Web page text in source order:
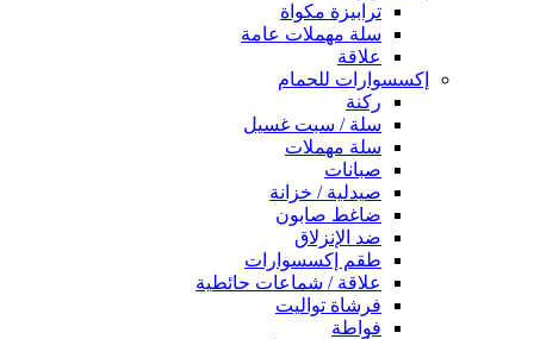
ترابيزة مكواة
سلة مهملات عامة
علاقة
إكسسوارات للحمام
ركنة
سلة / سبت غسيل
سلة مهملات
صبانات
صيدلية / خزانة
ضاغط صابون
ضد الإنزلاق
طقم إكسسوارات
علاقة / شماعات حائطية
فرشاة تواليت
فواطة